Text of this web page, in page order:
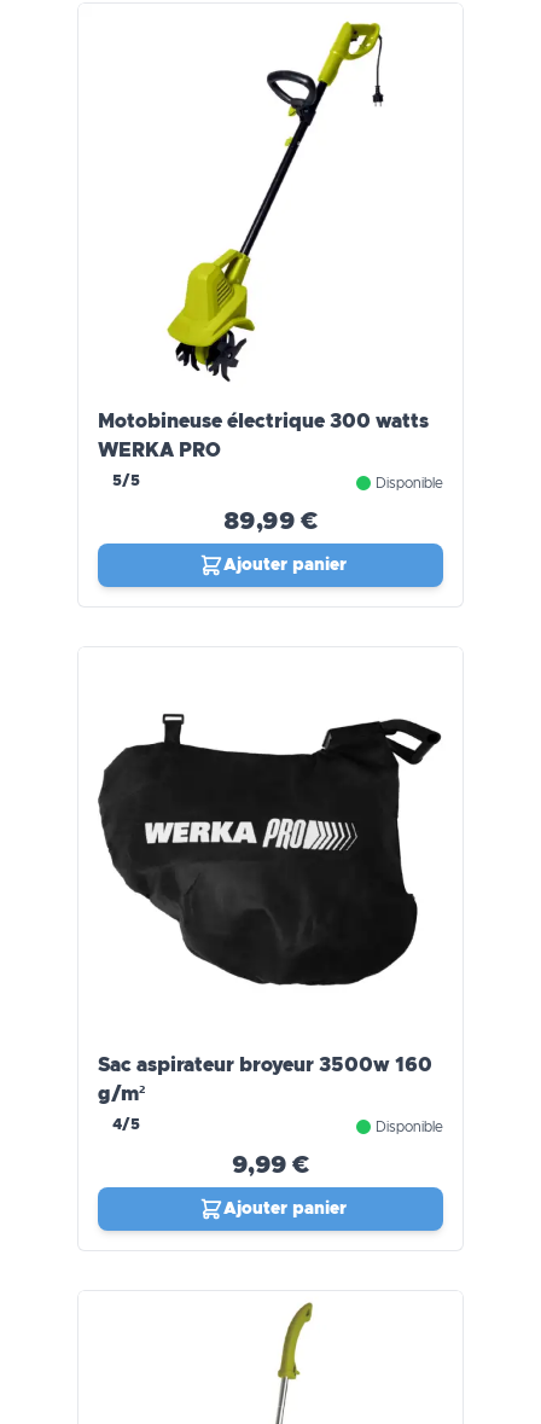
Motobineuse électrique 300 watts
WERKA PRO
5/5 Disponible
89,99 €
Ajouter panier
Sac aspirateur broyeur 3500w 160
g/m²
4/5 Disponible
9,99 €
Ajouter panier